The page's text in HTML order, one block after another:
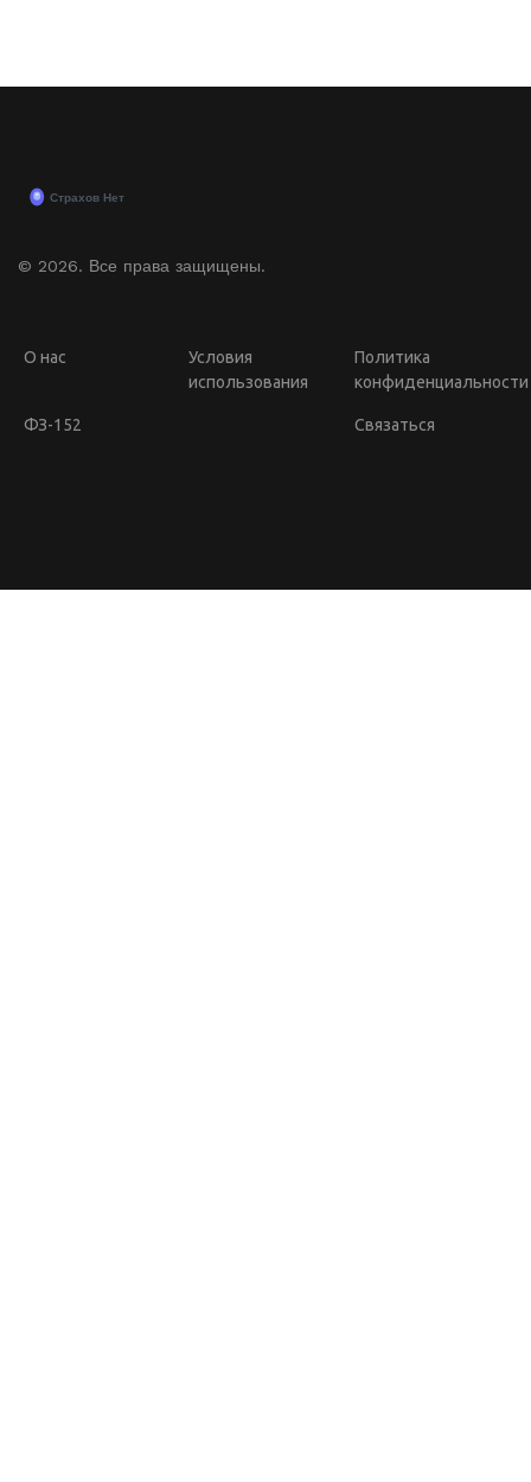
© 2026. Все права защищены.
О нас
Условия
использования
Политика
конфиденциальности
ФЗ-152 Связаться